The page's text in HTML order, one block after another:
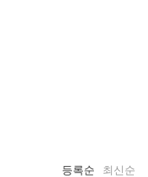
등록순 최신순